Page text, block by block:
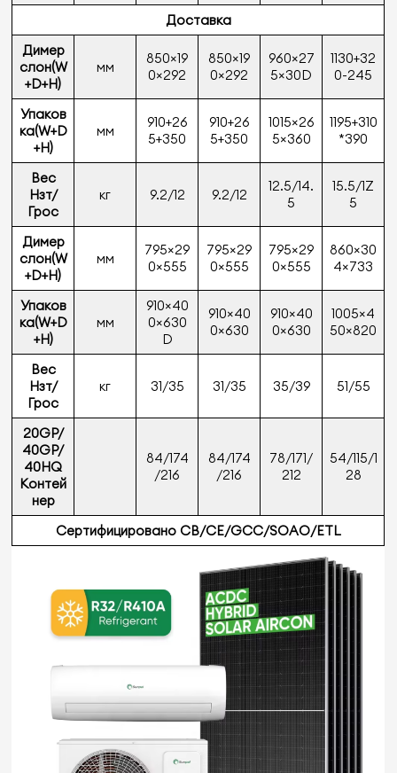
Доставка
Димер
слон(W
+D+H)
мм
850×19
0×292
850×19
0×292
960×27
5×30D
1130+32
0-245
Упаков
ка(W+D
+H)
мм
910+26
5+350
910+26
5+350
1015×26
5×360
1195+310
*390
Вес
Нзт/
Грос
кг 9.2/12 9.2/12
12.5/14.
5
15.5/1Z
5
Димер
слон(W
+D+H)
мм
795×29
0×555
795×29
0×555
795×29
0×555
860×30
4×733
Упаков
ка(W+D
+H)
мм
910×40
0×630
D
910×40
0×630
910×40
0×630
1005×4
50×820
Вес
Нзт/
Грос
кг 31/35 31/35 35/39 51/55
20GP/
40GP/
40HQ
Контей
нер
84/174
/216
84/174
/216
78/171/
212
54/115/1
28
Сертифицировано CB/CE/GCC/SOAO/ETL